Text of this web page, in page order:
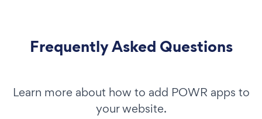
Frequently Asked Questions
Learn more about how to add POWR apps to
your website.